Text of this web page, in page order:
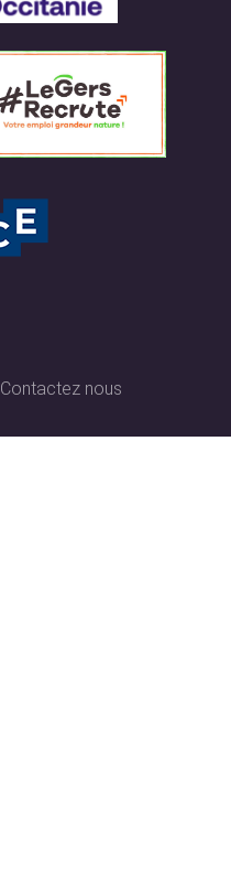
Contactez nous